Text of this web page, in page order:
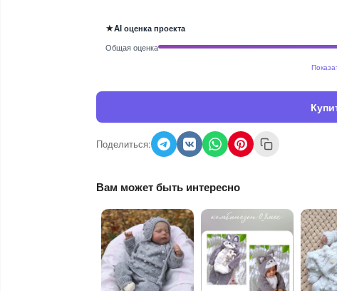
★AI оценка проекта
Общая оценка
Поделиться:
Вам может быть интересно